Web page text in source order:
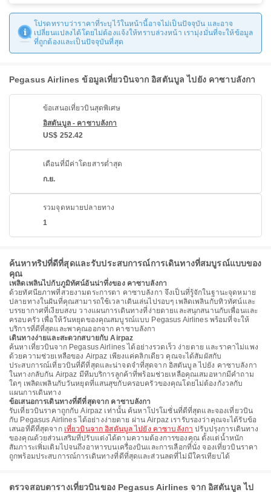
โปรดทราบว่าราคาที่ระบุไว้ในหน้านี้อาจไม่เป็นปัจจุบัน และอาจ
เปลี่ยนแปลงได้โดยไม่ต้องแจ้งให้ทราบล่วงหน้า เรามุ่งมั่นที่จะให้ข้อมูล
ที่ถูกต้องและเป็นปัจจุบันที่สุด
Pegasus Airlines ข้อมูลเที่ยวบินจาก อิสตันบูล ไปยัง คาซาบลังกา
ข้อเสนอเที่ยวบินสุดพิเศษ
อิสตันบูล - คาซาบลังกา
US$ 252.42
เดือนที่มีค่าโดยสารต่ำสุด
ก.ย.
รวมจุดหมายปลายทาง
1
ค้นหาทริปที่ดีที่สุดและรับประสบการณ์การเดินทางที่สมบูรณ์แบบของ
คุณ
เพลิดเพลินไปกับภูมิทัศน์อันน่าทึ่งของ คาซาบลังกา
ด้วยทัศนียภาพที่สวยงามตระการตา คาซาบลังกา จึงเป็นที่รู้จักในฐานะจุดหมาย
ปลายทางในฝันที่คุณสามารถใช้เวลาเดินเล่นไปรอบๆ เพลิดเพลินกับทิวทัศน์และ
บรรยากาศที่เงียบสงบ วางแผนการเดินทางที่ง่ายดายและสนุกสนานกับเพื่อนและ
ครอบครัว เพื่อให้วันหยุดของคุณสมบูรณ์แบบ Pegasus Airlines พร้อมที่จะให้
บริการที่ดีที่สุดและพาคุณออกจาก คาซาบลังกา
เดินทางง่ายและสะดวกสบายกับ Airpaz
ค้นหาเที่ยวบินจาก Pegasus Airlines ได้อย่างรวดเร็ว ง่ายดาย และราคาไม่แพง
ด้วยความช่วยเหลือของ Airpaz เพียงแค่คลิกเดียว คุณจะได้สัมผัสกับ
ประสบการณ์เที่ยวบินที่ดีที่สุดและน่าจดจำที่สุดจาก อิสตันบูล ไปยัง คาซาบลังกา
ในทางกลับกัน Airpaz มีทีมบริการลูกค้าที่พร้อมช่วยเหลือคุณเสมอหากมีคำถาม
ใดๆ เพลิดเพลินกับวันหยุดที่แสนสุขกับครอบครัวของคุณโดยไม่ต้องกังวลกับ
แผนการเดินทาง
ข้อเสนอการเดินทางที่ดีที่สุดจาก คาซาบลังกา
รับเที่ยวบินราคาถูกกับ Airpaz เท่านั้น ค้นหาโปรโมชั่นที่ดีที่สุดและจองเที่ยวบิน
กับ Pegasus Airlines ได้อย่างง่ายดาย ผ่าน Airpaz เรารับรองว่าคุณจะได้รับข้อ
เสนอที่ดีที่สุดจาก เที่ยวบินจาก อิสตันบูล ไปยัง คาซาบลังกา ปรับปรุงการเดินทาง
ของคุณด้วยส่วนเสริมที่ปรับแต่งได้ตามความต้องการของคุณ ตั้งแต่น้ำหนัก
สัมภาระเพิ่มเติมไปจนถึงอาหารบนเครื่องบินและการเลือกที่นั่ง จองเที่ยวบินราคา
ถูกพร้อมประสบการณ์การเดินทางที่ดีที่สุดและส่วนลดที่ไม่มีใครเทียบได้
ตรวจสอบตารางเที่ยวบินของ Pegasus Airlines จาก อิสตันบูล ไป